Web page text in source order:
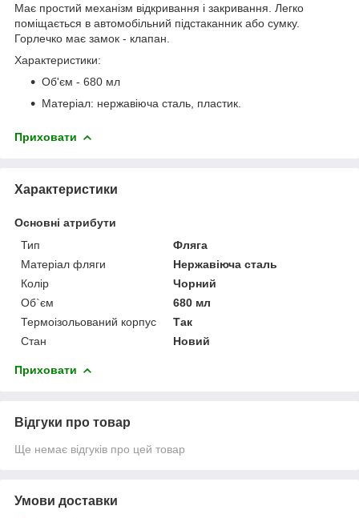
Має простий механізм відкривання і закривання. Легко
поміщається в автомобільний підстаканник або сумку.
Горлечко має замок - клапан.
Характеристики:
Об'єм - 680 мл
Матеріал: нержавіюча сталь, пластик.
Приховати
Характеристики
Основні атрибути
Тип
Фляга
Матеріал фляги
Нержавіюча сталь
Колір
Чорний
Об`єм
680 мл
Термоізольований корпус
Так
Стан
Новий
Приховати
Відгуки про товар
Ще немає відгуків про цей товар
Умови доставки